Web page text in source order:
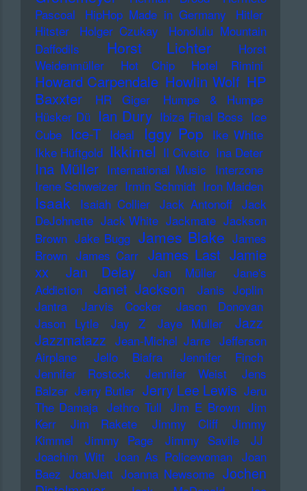
Pascoal
HipHop Made in Germany
Hitler
Hitster
Holger Czukay
Honolulu Mountain
Daffodils
Horst Lichter
Horst
Weidenmüller
Hot Chip Hotel Rimini
Howard Carpendale Howlin Wolf HP
Baxxter
HR Giger
Humpe & Humpe
Hüsker Dü Ian Dury Ibiza Final Boss Ice
Cube
Ice-T Ideal Iggy Pop Ike White
Ikke Hüftgold Ikkimel Il Civetto Ina Deter
Ina Müller International Music Interzone
Irene Schweizer Irmin Schmidt Iron Maiden
Isaak Isaiah Collier Jack Antonoff Jack
DeJohnette Jack White Jackmate Jackson
Brown Jake Bugg James Blake James
Brown James Carr James Last Jamie
xx
Jan Delay Jan Müller
Jane's
Addiction
Janet Jackson
Janis Joplin
Jantra
Jarvis Cocker
Jason Donovan
Jason Lytle
Jay Z Jaye Muller
Jazz
Jazzmatazz Jean-Michel Jarre Jefferson
Airplane
Jello Biafra
Jennifer Finch
Jennifer Rostock
Jennifer Weist
Jens
Balzer Jerry Butler Jerry Lee Lewis Jeru
The Damaja Jethro Tull Jim E Brown Jim
Kerr
Jim Rakete Jimmy Cliff
Jimmy
Kimmel
Jimmy Page Jimmy Savile
JJ
Joachim Witt Joan As Policewoman Joan
Baez JoanJett Joanna Newsome Jochen